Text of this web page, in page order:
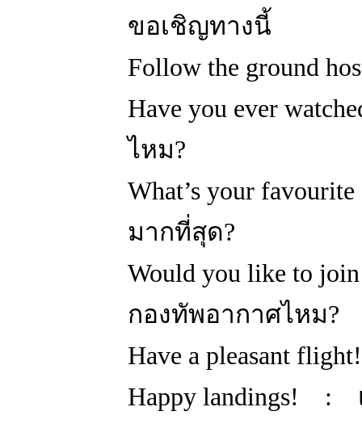
ขอเชิญทางนี้
Follow the ground
Have you ever
ไหม?
What’s your
มากที่สุด?
Would you like to
กองทัพอากาศไหม?
Have a pleasant
Happy landings! :